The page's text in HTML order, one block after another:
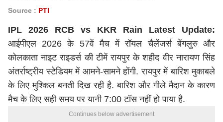
Source : PTI
IPL 2026 RCB vs KKR Rain Latest Update:
आईपीएल 2026 के 57वें मैच में रॉयल चैलेंजर्स बेंगलुरु और
कोलकाता नाइट राइडर्स की टीमें रायपुर के शहीद वीर नारायण सिंह
अंतर्राष्ट्रीय स्टेडियम में आमने-सामने होंगी. रायपुर में बारिश मुकाबले
के लिए मुश्किल बनती दिख रही है. बारिश और गीले मैदान के कारण
मैच के लिए सही समय पर यानी 7:00 टॉस नहीं हो पाया है.
Continues below advertisement